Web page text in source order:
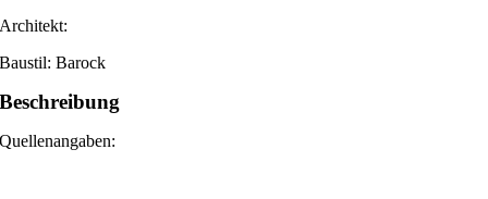
Architekt:
Baustil: Barock
Beschreibung
Quellenangaben: